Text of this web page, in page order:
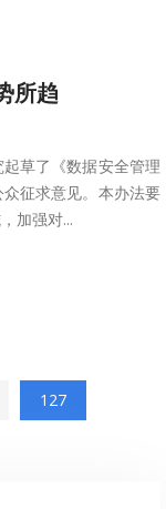
所趋
草了《数据安全管理
征求意见。本办法要
加强对...
127